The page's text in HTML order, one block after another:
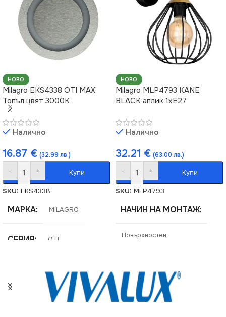
ПРЕДНАЗНАЧЕНИЕ
за Баня ,за Дневна,за
Картина,за Коридор за
Спалня, за Хол
ВИД
НОВО
Milagro EKS4338 OTI MAX
Топъл цвят 3000K
Налично
16.87 € (32.99 лв.)
- + Купи
SKU: EKS4338
МАРКА MILAGRO
СЕРИЯ OTI
НАПРЕЖЕНИЕ (V)
НОВО
Milagro MLP4793 KANE
BLACK аплик 1xE27
Налично
32.21 € (63.00 лв.)
- + Купи
SKU: MLP4793
НАЧИН НА МОНТАЖ
Повърхностен
НАПРЕЖЕНИЕ (V)